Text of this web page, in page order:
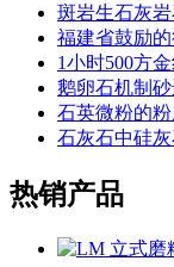
斑岩生石灰
福建省鼓励
1小时500方
鹅卵石机制
石英微粉的
石灰石中硅
热销产品